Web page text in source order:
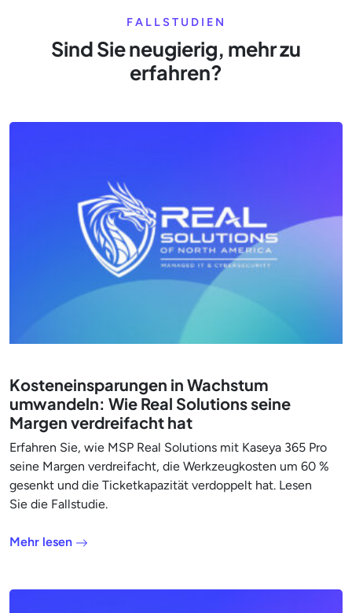
FALLSTUDIEN
Sind Sie neugierig, mehr zu
erfahren?
Kosteneinsparungen in Wachstum
umwandeln: Wie Real Solutions seine
Margen verdreifacht hat
Erfahren Sie, wie MSP Real Solutions mit Kaseya 365 Pro
seine Margen verdreifacht, die Werkzeugkosten um 60 %
gesenkt und die Ticketkapazität verdoppelt hat. Lesen
Sie die Fallstudie.
Mehr lesen